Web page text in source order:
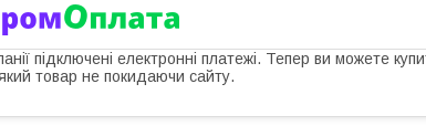
підключені електронні платежі. Тепер ви можете
товар не покидаючи сайту.